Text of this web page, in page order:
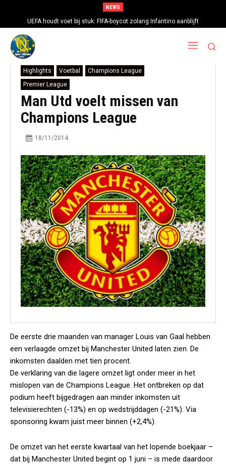
NEWS
UEFA houdt voet bij stuk: FIFA-boycot zolang Infantino aanblijft
Highlights Voetbal
Champions League
Premier League
Man Utd voelt missen van
Champions League
18/11/2014
De eerste drie maanden van manager Louis van Gaal hebben
een verlaagde omzet bij Manchester United laten zien. De
inkomsten daalden met tien procent.
De verklaring van die lagere omzet ligt onder meer in het
mislopen van de Champions League. Het ontbreken op dat
podium heeft bijgedragen aan minder inkomsten uit
televisierechten (-13%) en op wedstrijddagen (-21%). Via
sponsoring kwam juist meer binnen (+2,4%).
De omzet van het eerste kwartaal van het lopende boekjaar –
dat bij Manchester United begint op 1 juni – is mede daardoor